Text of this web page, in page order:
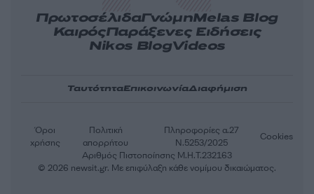
ΠρωτοσέλιδαΓνώμηMelas Blog
ΚαιρόςΠαράξενες Ειδήσεις
Nikos BlogVideos
ΤαυτότηταΕπικοινωνίαΔιαφήμιση
Αριθμός Πιστοποίησης Μ.Η.Τ.232163
Όροι
χρήσης
Πολιτική
απορρήτου
Πληροφορίες α.27
Ν.5253/2025
Cookies
© 2026 newsit.gr. Με επιφύλαξη κάθε νομίμου δικαιώματος.